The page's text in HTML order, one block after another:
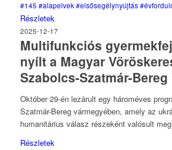
#145 #alapelvek #elsősegélynyújtás
Részletek
2025-12-17
Multifunkciós
nyílt a Magyar
Szabolcs-Szatmár-Bereg
Október 29-én lezárult egy hároméves
Szatmár-Bereg vármegyében, amely az
humanitárius válasz részeként valósult
Részletek